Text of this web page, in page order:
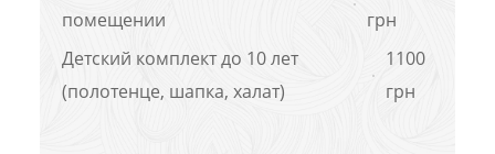
помещении
грн
Детский комплект до 10 лет
(полотенце, шапка, халат)
1100
грн